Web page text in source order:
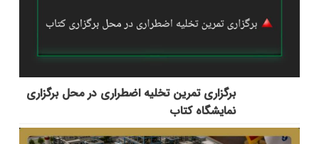
برگزاری تمرین تخلیه اضطراری در محل برگزاری
نمایشگاه کتاب